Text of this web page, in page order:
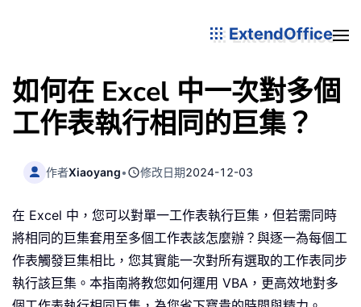
ExtendOffice
如何在 Excel 中一次對多個
工作表執行相同的巨集？
作者Xiaoyang• 修改日期2024-12-03
在 Excel 中，您可以對單一工作表執行巨集，但若需同時
將相同的巨集套用至多個工作表該怎麼辦？與逐一為每個工
作表觸發巨集相比，您其實能一次對所有選取的工作表同步
執行該巨集。本指南將教您如何運用 VBA，更高效地對多